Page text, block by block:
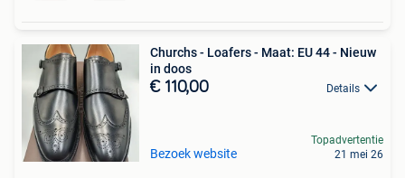
Churchs - Loafers - Maat: EU 44 - Nieuw
in doos
€ 110,00 Details
Bezoek website
Topadvertentie
21 mei 26